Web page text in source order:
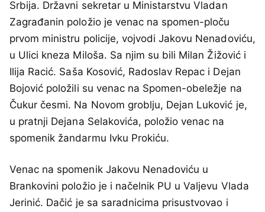
Srbija. Državni sekretar u Ministarstvu Vladan
Zagrađanin položio je venac na spomen-ploču
prvom ministru policije, vojvodi Jakovu Nenadoviću,
u Ulici kneza Miloša. Sa njim su bili Milan Žižović i
Ilija Racić. Saša Kosović, Radoslav Repac i Dejan
Bojović položili su venac na Spomen-obeležje na
Čukur česmi. Na Novom groblju, Dejan Luković je,
u pratnji Dejana Selakovića, položio venac na
spomenik žandarmu Ivku Prokiću.
Venac na spomenik Jakovu Nenadoviću u
Brankovini položio je i načelnik PU u Valjevu Vlada
Jerinić. Dačić je sa saradnicima prisustvovao i